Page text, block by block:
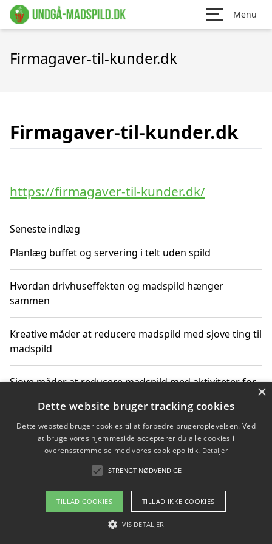
Menu
Firmagaver-til-kunder.dk
Firmagaver-til-kunder.dk
https://firmagaver-til-kunder.dk/
Seneste indlæg
Planlæg buffet og servering i telt uden spild
Hvordan drivhuseffekten og madspild hænger
sammen
Kreative måder at reducere madspild med sjove ting til
madspild
Sjove måder at reducere madspild med aktiviteter for
Hvor finder jeg nemme måltidskasser i Vejle
Om / kontakt
Blog Betingelser
×
Dette website bruger tracking cookies
Dette websted bruger cookies til at forbedre brugeroplevelsen. Ved
at bruge vores hjemmeside accepterer du alle cookies i
overensstemmelse med vores cookiepolitik. Detaljer
STRENGT NØDVENDIGE
TILLAD COOKIES TILLAD IKKE COOKIES
VIS DETALJER